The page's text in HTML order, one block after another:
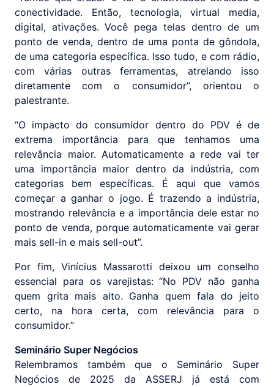
conectividade. Então, tecnologia, virtual media,
digital, ativações. Você pega telas dentro de um
ponto de venda, dentro de uma ponta de gôndola,
de uma categoria específica. Isso tudo, e com rádio,
com várias outras ferramentas, atrelando isso
diretamente com o consumidor”, orientou o
palestrante.
“O impacto do consumidor dentro do PDV é de
extrema importância para que tenhamos uma
relevância maior. Automaticamente a rede vai ter
uma importância maior dentro da indústria, com
categorias bem específicas. É aqui que vamos
começar a ganhar o jogo. É trazendo a indústria,
mostrando relevância e a importância dele estar no
ponto de venda, porque automaticamente vai gerar
mais sell-in e mais sell-out”.
Por fim, Vinícius Massarotti deixou um conselho
essencial para os varejistas: “No PDV não ganha
quem grita mais alto. Ganha quem fala do jeito
certo, na hora certa, com relevância para o
consumidor.”
Seminário Super Negócios
Relembramos também que o Seminário Super
Negócios de 2025 da ASSERJ já está com